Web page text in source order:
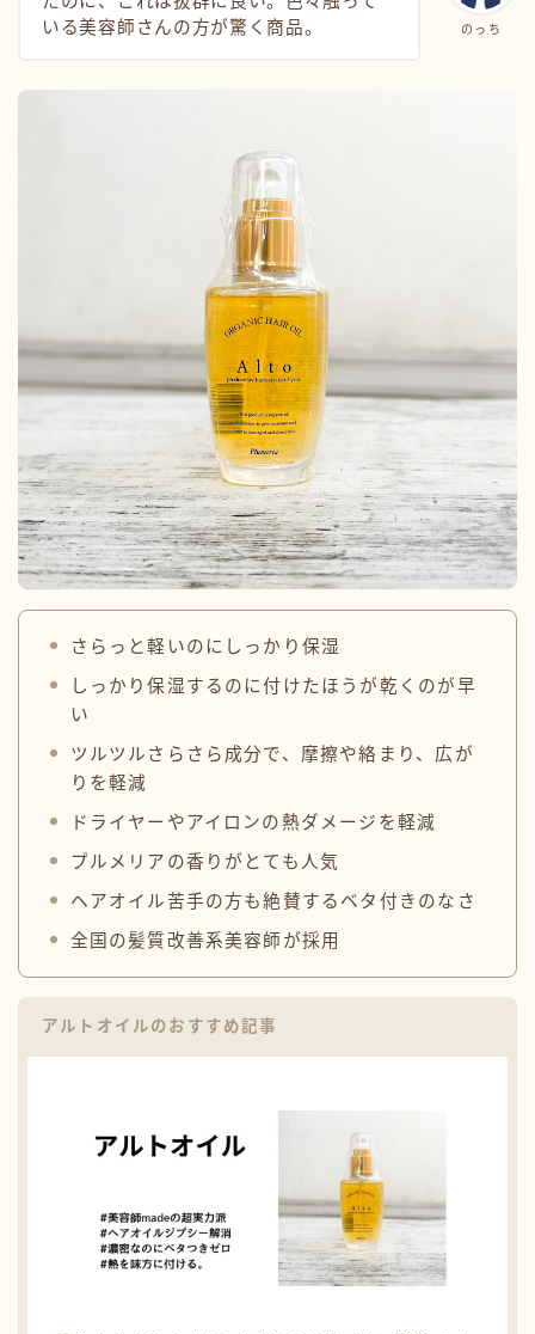
のっち
いる美容師さんの方が驚く商品。
さらっと軽いのにしっかり保湿
しっかり保湿するのに付けたほうが乾くのが早
い
ツルツルさらさら成分で、摩擦や絡まり、広が
りを軽減
ドライヤーやアイロンの熱ダメージを軽減
プルメリアの香りがとても人気
ヘアオイル苦手の方も絶賛するベタ付きのなさ
全国の髪質改善系美容師が採用
アルトオイルのおすすめ記事